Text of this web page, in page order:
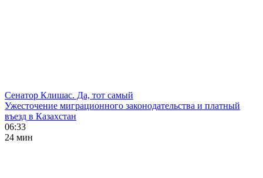
Сенатор Клишас. Да, тот самый
Ужесточение миграционного законодательства и платный
въезд в Казахстан
06:33
24 мин